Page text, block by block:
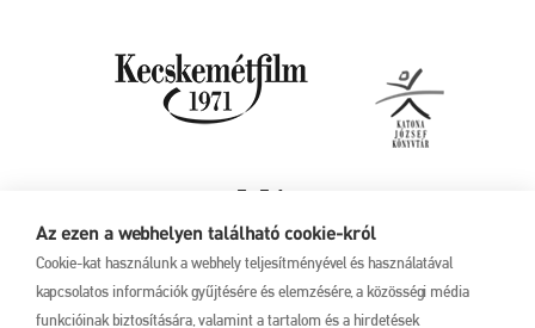
Az ezen a webhelyen található cookie-król
Cookie-kat használunk a webhely teljesítményével és használatával
kapcsolatos információk gyűjtésére és elemzésére, a közösségi média
funkcióinak biztosítására, valamint a tartalom és a hirdetések